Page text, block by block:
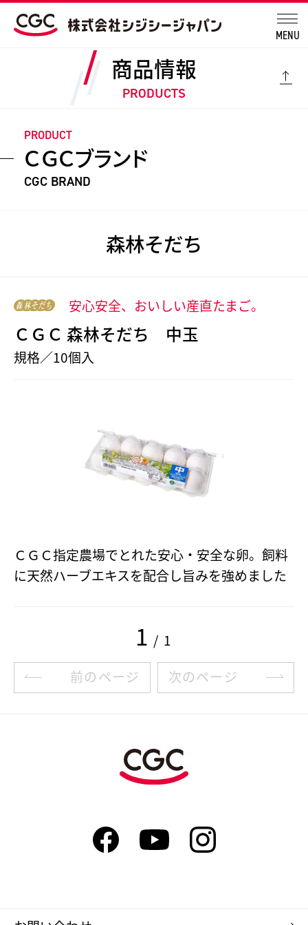
MENU
商品情報
PRODUCTS
PRODUCT
ＣＧＣブランド
CGC BRAND
森林そだち
安心安全、おいしい産直たまご。
ＣＧＣ 森林そだち 中玉
規格／10個入
ＣＧＣ指定農場でとれた安心・安全な卵。飼料
に天然ハーブエキスを配合し旨みを強めました
前のページ
1 / 1
次のページ